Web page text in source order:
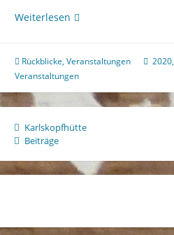
Weiterlesen „Beste
2020
Bachem“
Rückblicke, Veranstaltungen 2020,
Veranstaltungen
Karlskopfhütte
Beiträge